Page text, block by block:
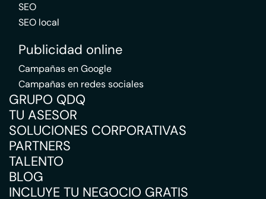
SEO
SEO local
Publicidad online
Campañas en Google
Campañas en redes sociales
GRUPO QDQ
TU ASESOR
SOLUCIONES CORPORATIVAS
PARTNERS
TALENTO
BLOG
INCLUYE TU NEGOCIO GRATIS